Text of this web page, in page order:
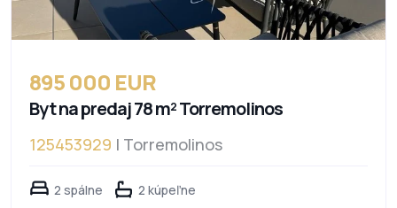
895 000 EUR
Byt na predaj 78 m² Torremolinos
125453929 | Torremolinos
2 spálne
2 kúpeľne